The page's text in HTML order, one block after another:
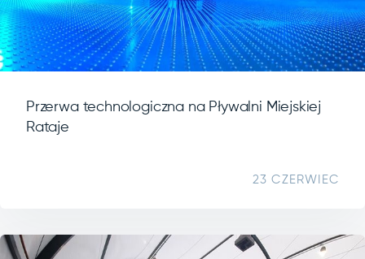
Przerwa technologiczna na Pływalni Miejskiej
Rataje
23 CZERWIEC